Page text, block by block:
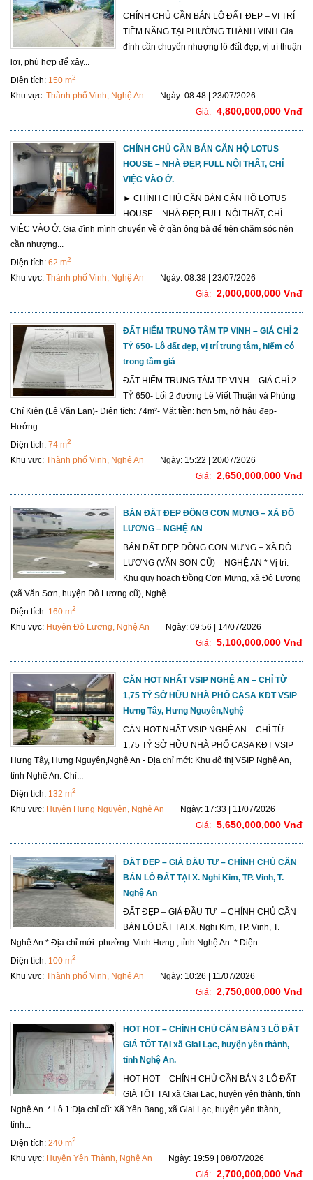
CHÍNH CHỦ CẦN BÁN LÔ ĐẤT ĐẸP – VỊ TRÍ
TIỀM NĂNG TẠI PHƯỜNG THÀNH VINH Gia
đình cần chuyển nhượng lô đất đẹp, vị trí thuận
lợi, phù hợp để xây...
Diện tích: 150 m2
Khu vực:Thành phố Vinh, Nghệ An
Ngày: 08:48 | 23/07/2026
Giá: 4,800,000,000 Vnđ
CHÍNH CHỦ CẦN BÁN CĂN HỘ LOTUS
HOUSE – NHÀ ĐẸP, FULL NỘI THẤT, CHỈ
VIỆC VÀO Ở.
► CHÍNH CHỦ CẦN BÁN CĂN HỘ LOTUS
HOUSE – NHÀ ĐẸP, FULL NỘI THẤT, CHỈ
VIỆC VÀO Ở. Gia đình mình chuyển về ở gần ông bà để tiện chăm sóc nên
cần nhượng...
Diện tích:62 m2
Khu vực:Thành phố Vinh, Nghệ An
Ngày: 08:38 | 23/07/2026
Giá: 2,000,000,000 Vnđ
ĐẤT HIẾM TRUNG TÂM TP VINH – GIÁ CHỈ 2
TỶ 650- Lô đất đẹp, vị trí trung tâm, hiếm có
trong tầm giá
ĐẤT HIẾM TRUNG TÂM TP VINH – GIÁ CHỈ 2
TỶ 650- Lối 2 đường Lê Viết Thuận và Phùng
Chí Kiên (Lê Văn Lan)- Diện tích: 74m²- Mặt tiền: hơn 5m, nở hậu đẹp-
Hướng:...
Diện tích:74 m2
Khu vực:Thành phố Vinh, Nghệ An
Ngày: 15:22 | 20/07/2026
Giá: 2,650,000,000 Vnđ
BÁN ĐẤT ĐẸP ĐỒNG CƠN MƯNG – XÃ ĐÔ
LƯƠNG – NGHỆ AN
BÁN ĐẤT ĐẸP ĐỒNG CƠN MƯNG – XÃ ĐÔ
LƯƠNG (VĂN SƠN CŨ) – NGHỆ AN * Vị trí:
Khu quy hoạch Đồng Cơn Mưng, xã Đô Lương
(xã Văn Sơn, huyện Đô Lương cũ), Nghệ...
Diện tích: 160 m2
Khu vực: Huyện Đô Lương, Nghệ An
Ngày: 09:56 | 14/07/2026
Giá: 5,100,000,000 Vnđ
CĂN HOT NHẤT VSIP NGHỆ AN – CHỈ TỪ
1,75 TỶ SỞ HỮU NHÀ PHỐ CASA KĐT VSIP
Hưng Tây, Hưng Nguyên,Nghệ
CĂN HOT NHẤT VSIP NGHỆ AN – CHỈ TỪ
1,75 TỶ SỞ HỮU NHÀ PHỐ CASA KĐT VSIP
Hưng Tây, Hưng Nguyên,Nghệ An - Địa chỉ mới: Khu đô thị VSIP Nghệ An,
tỉnh Nghệ An. Chỉ...
Diện tích: 132 m2
Khu vực: Huyện Hưng Nguyên, Nghệ An
Ngày: 17:33 | 11/07/2026
Giá: 5,650,000,000 Vnđ
ĐẤT ĐẸP – GIÁ ĐẦU TƯ – CHÍNH CHỦ CẦN
BÁN LÔ ĐẤT TẠI X. Nghi Kim, TP. Vinh, T.
Nghệ An
ĐẤT ĐẸP – GIÁ ĐẦU TƯ – CHÍNH CHỦ CẦN
BÁN LÔ ĐẤT TẠI X. Nghi Kim, TP. Vinh, T.
Nghệ An * Địa chỉ mới: phường Vinh Hưng , tỉnh Nghệ An. * Diện...
Diện tích: 100 m2
Khu vực:Thành phố Vinh, Nghệ An
Ngày: 10:26 | 11/07/2026
Giá: 2,750,000,000 Vnđ
HOT HOT – CHÍNH CHỦ CẦN BÁN 3 LÔ ĐẤT
GIÁ TỐT TẠI xã Giai Lạc, huyện yên thành,
tỉnh Nghệ An.
HOT HOT – CHÍNH CHỦ CẦN BÁN 3 LÔ ĐẤT
GIÁ TỐT TẠI xã Giai Lạc, huyện yên thành, tỉnh
Nghệ An. * Lô 1:Địa chỉ cũ: Xã Yên Bang, xã Giai Lạc, huyện yên thành,
tỉnh...
Diện tích:240 m2
Khu vực: Huyện Yên Thành, Nghệ An
Ngày: 19:59 | 08/07/2026
Giá: 2,700,000,000 Vnđ